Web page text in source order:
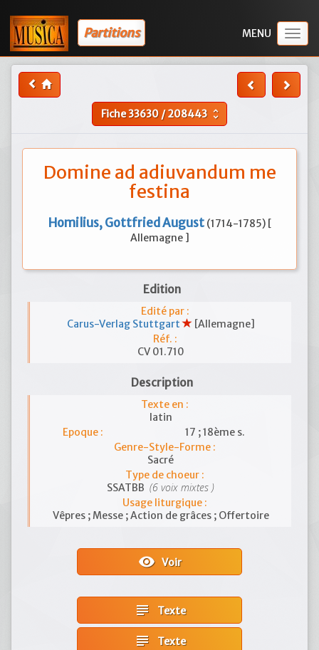
Partitions
Fiche33630 /208443 unfold_more
Domine ad adiuvandum me
festina
Homilius, Gottfried August (1714-1785) [
Allemagne ]
Edition
Edité par :
Carus-Verlag Stuttgart
[Allemagne]
Réf. :
CV 01.710
Description
Texte en :
latin
Epoque :
17 ; 18ème s.
Genre-Style-Forme :
Sacré
Type de choeur :
SSATBB (6 voix mixtes )
Usage liturgique :
Vêpres ; Messe ; Action de grâces ; Offertoire
visibilityVoir
subject Texte
subject Texte